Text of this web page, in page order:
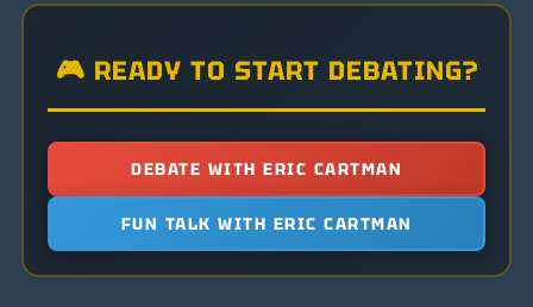
🎮 READY TO START DEBATING?
DEBATE WITH ERIC CARTMAN
FUN TALK WITH ERIC CARTMAN